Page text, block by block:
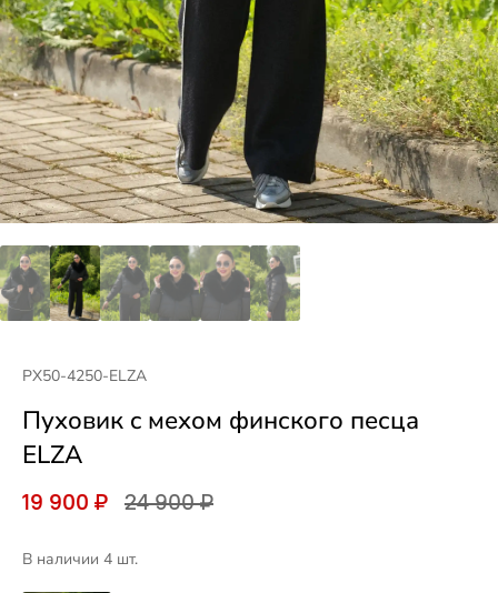
PX50-4250-ELZA
Пуховик c мехом финского песца
ELZA
19 900 ₽ 24 900 ₽
В наличии 4 шт.